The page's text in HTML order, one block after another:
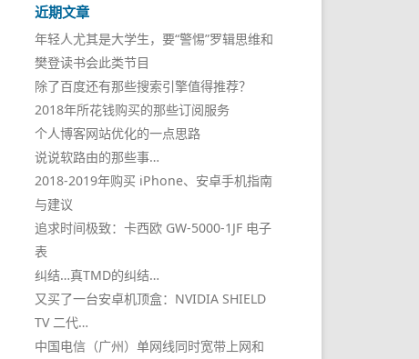
近期文章
年轻人尤其是大学生，要“警惕”罗辑思维和
樊登读书会此类节目
除了百度还有那些搜索引擎值得推荐？
2018年所花钱购买的那些订阅服务
个人博客网站优化的一点思路
说说软路由的那些事…
2018-2019年购买 iPhone、安卓手机指南
与建议
追求时间极致：卡西欧 GW-5000-1JF 电子
表
纠结…真TMD的纠结…
又买了一台安卓机顶盒：NVIDIA SHIELD
TV 二代…
中国电信（广州）单网线同时宽带上网和